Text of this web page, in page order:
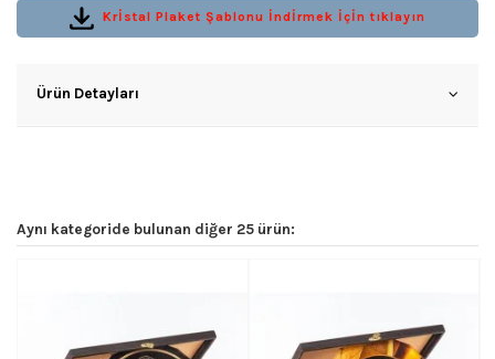
Krİstal Plaket Şablonu İndİrmek İçİn tıklayın
Ürün Detayları
Aynı kategoride bulunan diğer 25 ürün: